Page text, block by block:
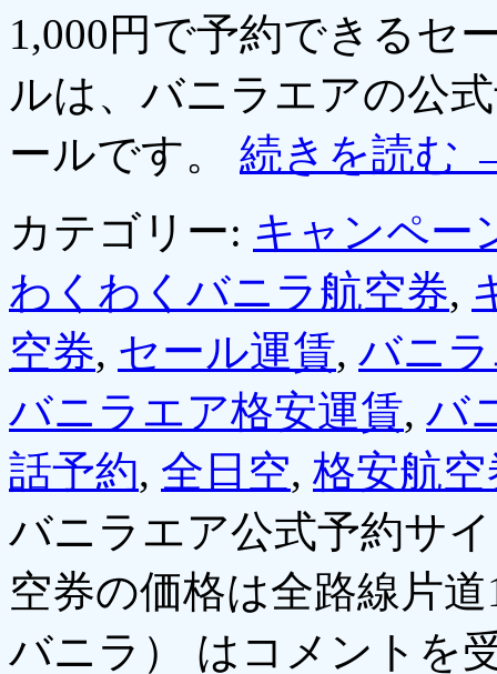
1,000円で予約できるセ
ルは、バニラエアの公
ールです。 続きを読む
カテゴリー: キャンペー
わくわくバニラ航空券,
空券, セール運賃, バニ
バニラエア格安運賃, バ
話予約, 全日空, 格安航空
バニラエア公式予約サ
空券の価格は全路線片
バニラ） は コメントを